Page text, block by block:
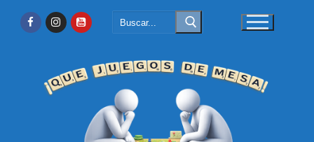
Buscar: